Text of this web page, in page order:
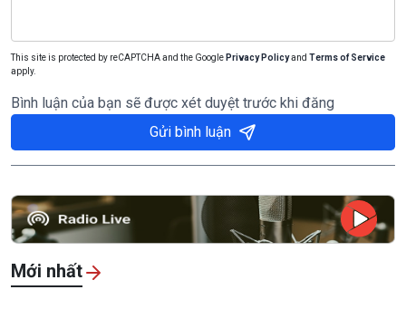
This site is protected by reCAPTCHA and the Google Privacy Policyand Terms of Service
apply.
Bình luận của bạn sẽ được xét duyệt trước khi đăng
Gửi bình luận
Mới nhất